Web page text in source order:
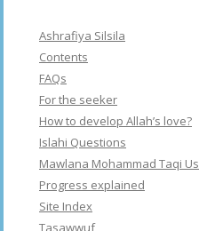
Ashrafiya Silsila
Contents
FAQs
For the seeker
How to develop Allah’s love?
Islahi Questions
Mawlana Mohammad Taqi
Progress explained
Site Index
Tasawwuf